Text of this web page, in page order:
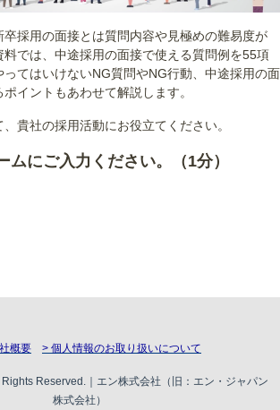
採用の面接とは質問内容や見極めの難易度が
料では、中途採用の面接で使える質問例を55項
ってはいけないNG質問やNG行動、中途採用の面
イントもあわせて解説します。
貴社の採用活動にお役立てください。
ムにご入力ください。（1分）
概要 > 個人情報のお取り扱いについて
Reserved.｜エン株式会社（旧：エン・ジャパン
株式会社）